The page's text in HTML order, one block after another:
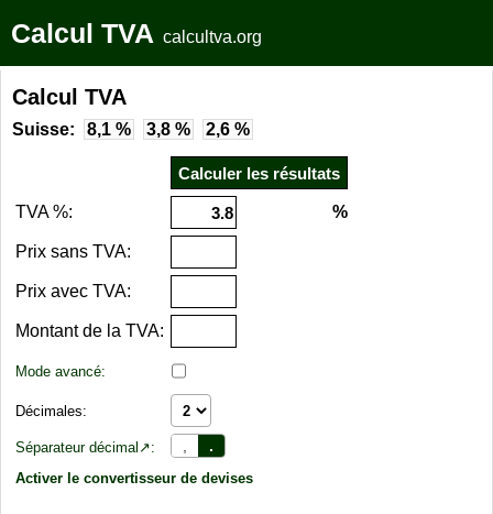
Calcul TVA calcultva.org
Calcul TVA
Suisse: 8,1 % 3,8 % 2,6 %
TVA %: %
Prix sans TVA:
Prix avec TVA:
Montant de la TVA:
Mode avancé:
Décimales:
Séparateur décimal↗: .
Activer le convertisseur de devises